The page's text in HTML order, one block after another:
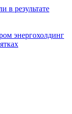
в результате
энергохолдинг